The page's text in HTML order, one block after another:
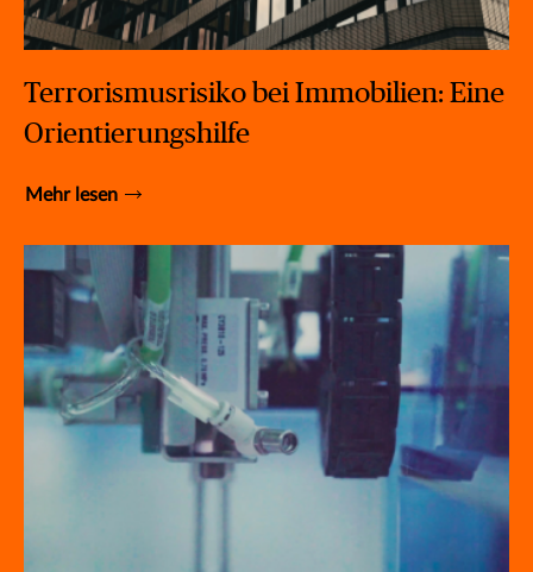
Terrorismusrisiko bei Immobilien: Eine
Orientierungshilfe
Mehr lesen